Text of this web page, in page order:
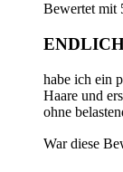
Bewertet mit
habe ich ein
Haare und
ohne
War diese